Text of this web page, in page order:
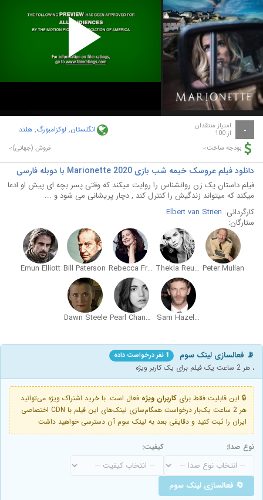
Play
Video
- امتیاز منتقدان
از 100 انگلستان, لوکزامبورگ, هلند
بودجه ساخت:- فروش (جهانی):-
دانلود فیلم عروسک خیمه شب بازی Marionette 2020 با دوبله فارسی
فیلم داستان یک زن روانشناس را روایت میکند که وقتی پسر بچه ای پیش او ادعا
میکند که میتواند زندگیش را کنترل کند , دچار پریشانی می شود و ...
کارگردانی: Elbert van Strien
ستارگان:
Peter Mullan
Thekla Reuten
Rebecca Front
Bill Paterson
Emun Elliott
Sam Hazeldine
Pearl Chanda
Dawn Steele
📡 فعالسازی لینک سوم 1 نفر درخواست داده
، هر 2 ساعت یک فیلم برای یک کاربر ویژه
🔒 این قابلیت فقط برای کاربران ویژه فعال است. با خرید اشتراک ویژه می‌توانید
هر 2 ساعت یک‌بار درخواست همگام‌سازی لینک‌های این فیلم با CDN اختصاصی
ایران را ثبت کنید و دقایقی بعد به لینک سوم آن دسترسی خواهید داشت
نوع صدا: کیفیت:
🔄 فعالسازی لینک سوم